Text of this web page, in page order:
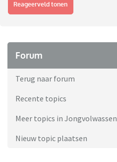
Reageerveld tonen
Forum
Terug naar forum
Recente topics
Meer topics in Jongvolwassen
Nieuw topic plaatsen